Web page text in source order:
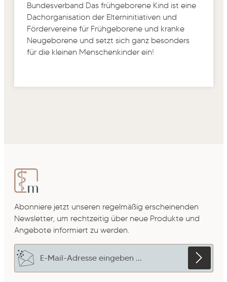
Bundesverband Das frühgeborene Kind ist eine
Dachorganisation der Elterninitiativen und
Fördervereine für Frühgeborene und kranke
Neugeborene und setzt sich ganz besonders
für die kleinen Menschenkinder ein!
Abonniere jetzt unseren regelmäßig erscheinenden
Newsletter, um rechtzeitig über neue Produkte und
Angebote informiert zu werden.
E-Mail-Adresse*